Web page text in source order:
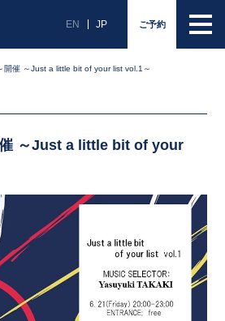
EN JP ご予約
開催 ～Just a little bit of your list vol.1～
～Just a little bit of your